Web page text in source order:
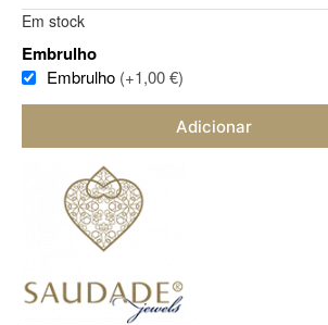
Em stock
Embrulho
Embrulho (+1,00 €)
Adicionar